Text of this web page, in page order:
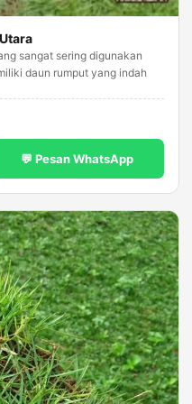
sangat sering digunakan
daun rumput yang indah
💬 Pesan WhatsApp